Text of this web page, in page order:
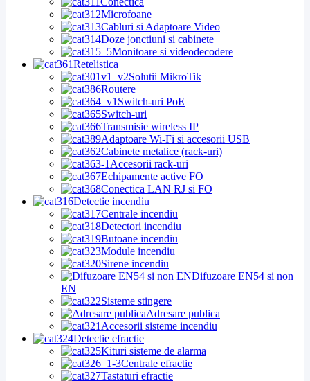
Microfoane
Cabluri si Adaptoare Video
Doze jonctiuni si cabinete
Monitoare si videodecodere
Retelistica
Solutii MikroTik
Routere
Switch-uri PoE
Switch-uri
Transmisie wireless IP
Adaptoare Wi-Fi si accesorii USB
Cabinete metalice (rack-uri)
Accesorii rack-uri
Echipamente active FO
Conectica LAN RJ si FO
Detectie incendiu
Centrale incendiu
Detectori incendiu
Butoane incendiu
Module incendiu
Sirene incendiu
Difuzoare EN54 si non
EN
Sisteme stingere
Adresare publica
Accesorii sisteme incendiu
Detectie efractie
Kituri sisteme de alarma
Centrale efractie
Tastaturi efractie